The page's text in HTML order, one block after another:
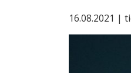
16.08.2021 |